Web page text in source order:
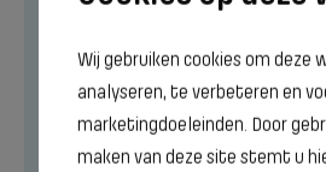
Wij gebruiken cookies om deze
analyseren, te verbeteren en
marketingdoeleinden. Door
maken van deze site stemt u